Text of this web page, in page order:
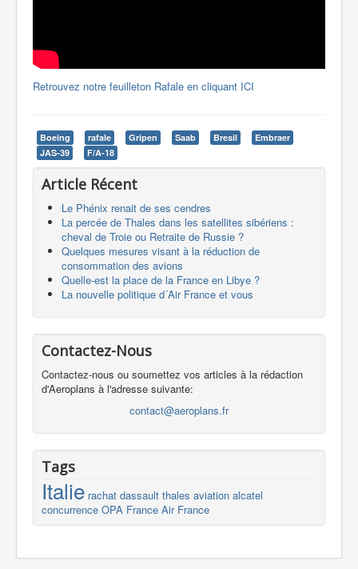
Retrouvez notre feuilleton Rafale en cliquant ICI
Boeing rafale Gripen Saab Bresil
Embraer
JAS-39
F/A-18
Article Récent
Le Phénix renait de ses cendres
La percée de Thales dans les satellites sibériens :
cheval de Troie ou Retraite de Russie ?
Quelques mesures visant à la réduction de
consommation des avions
Quelle-est la place de la France en Libye ?
La nouvelle politique d´Air France et vous
Contactez-Nous
Contactez-nous ou soumettez vos articles à la rédaction
d'Aeroplans à l'adresse suivante:
contact@aeroplans.fr
Tags
Italie rachat dassault thales aviation alcatel
concurrence OPA France Air France